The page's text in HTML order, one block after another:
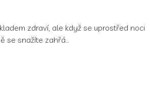
zdraví, ale když se uprostřed noci
se snažíte zahřá...